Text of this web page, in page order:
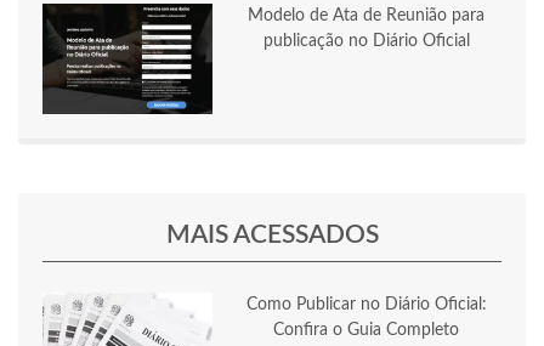
Modelo de Ata de Reunião para
publicação no Diário Oficial
MAIS ACESSADOS
Como Publicar no Diário Oficial:
Confira o Guia Completo